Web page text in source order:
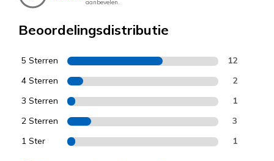
aanbevelen.
Beoordelingsdistributie
5 Sterren 12
4 Sterren 2
3 Sterren 1
2 Sterren 3
1 Ster 1